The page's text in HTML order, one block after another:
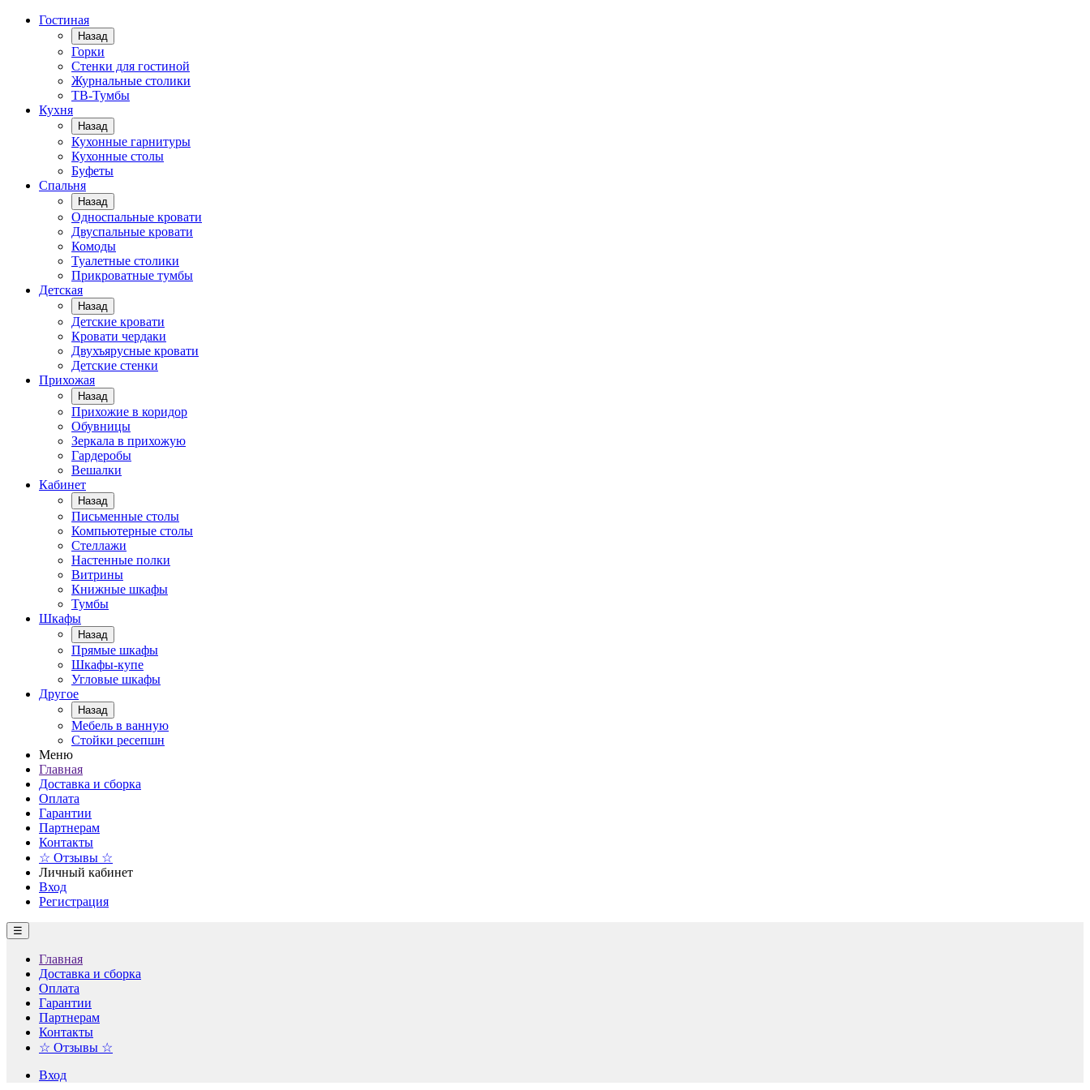
Гостиная
Назад
Горки
Стенки для гостиной
Журнальные столики
TВ-Тумбы
Кухня
Назад
Кухонные гарнитуры
Кухонные столы
Буфеты
Спальня
Назад
Односпальные кровати
Двуспальные кровати
Комоды
Туалетные столики
Прикроватные тумбы
Детская
Назад
Детские кровати
Кровати чердаки
Двухъярусные кровати
Детские стенки
Прихожая
Назад
Прихожие в коридор
Обувницы
Зеркала в прихожую
Гардеробы
Вешалки
Кабинет
Назад
Письменные столы
Компьютерные столы
Стеллажи
Настенные полки
Витрины
Книжные шкафы
Тумбы
Шкафы
Назад
Прямые шкафы
Шкафы-купе
Угловые шкафы
Другое
Назад
Мебель в ванную
Стойки ресепшн
Меню
Главная
Доставка и сборка
Оплата
Гарантии
Партнерам
Контакты
☆ Отзывы ☆
Личный кабинет
Вход
Регистрация
☰
Главная
Доставка и сборка
Оплата
Гарантии
Партнерам
Контакты
☆ Отзывы ☆
Вход